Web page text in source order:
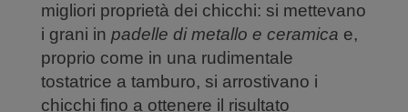
migliori proprietà dei chicchi: si mettevano
i grani in padelle di metallo e ceramica e,
proprio come in una rudimentale
tostatrice a tamburo, si arrostivano i
chicchi fino a ottenere il risultato